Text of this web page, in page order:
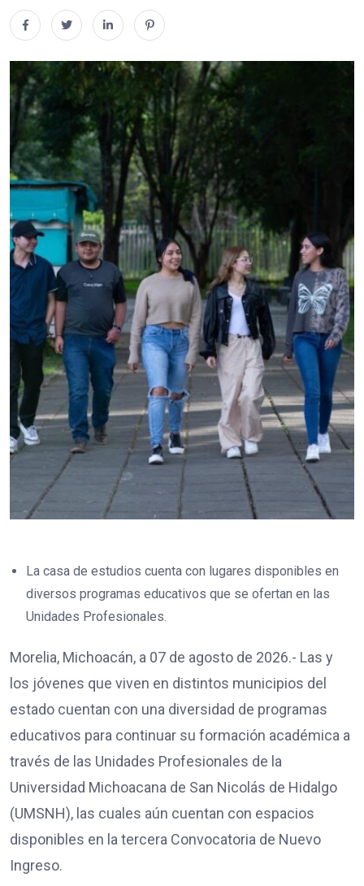
La casa de estudios cuenta con lugares disponibles en
diversos programas educativos que se ofertan en las
Unidades Profesionales.
Morelia, Michoacán, a 07 de agosto de 2026.- Las y
los jóvenes que viven en distintos municipios del
estado cuentan con una diversidad de programas
educativos para continuar su formación académica a
través de las Unidades Profesionales de la
Universidad Michoacana de San Nicolás de Hidalgo
(UMSNH), las cuales aún cuentan con espacios
disponibles en la tercera Convocatoria de Nuevo
Ingreso.